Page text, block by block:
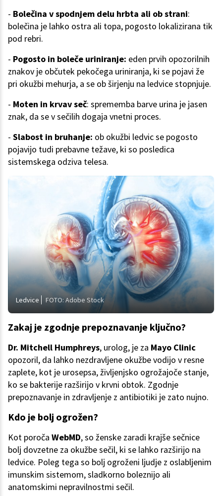
- Bolečina v spodnjem delu hrbta ali ob strani:
bolečina je lahko ostra ali topa, pogosto lokalizirana tik
pod rebri.
- Pogosto in boleče uriniranje: eden prvih opozorilnih
znakov je občutek pekočega uriniranja, ki se pojavi že
pri okužbi mehurja, a se ob širjenju na ledvice stopnjuje.
- Moten in krvav seč: sprememba barve urina je jasen
znak, da se v sečilih dogaja vnetni proces.
- Slabost in bruhanje: ob okužbi ledvic se pogosto
pojavijo tudi prebavne težave, ki so posledica
sistemskega odziva telesa.
Ledvice FOTO: Adobe Stock
Zakaj je zgodnje prepoznavanje ključno?
Dr. Mitchell Humphreys, urolog, je za Mayo Clinic
opozoril, da lahko nezdravljene okužbe vodijo v resne
zaplete, kot je urosepsa, življenjsko ogrožajoče stanje,
ko se bakterije razširijo v krvni obtok. Zgodnje
prepoznavanje in zdravljenje z antibiotiki je zato nujno.
Kdo je bolj ogrožen?
Kot poroča WebMD, so ženske zaradi krajše sečnice
bolj dovzetne za okužbe sečil, ki se lahko razširijo na
ledvice. Poleg tega so bolj ogroženi ljudje z oslabljenim
imunskim sistemom, sladkorno boleznijo ali
anatomskimi nepravilnostmi sečil.